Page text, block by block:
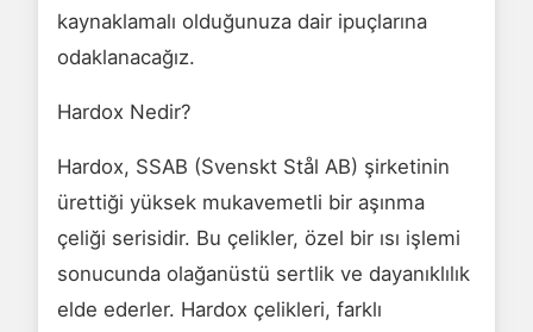
kaynaklamalı olduğunuza dair ipuçlarına
odaklanacağız.
Hardox Nedir?
Hardox, SSAB (Svenskt Stål AB) şirketinin
ürettiği yüksek mukavemetli bir aşınma
çeliği serisidir. Bu çelikler, özel bir ısı işlemi
sonucunda olağanüstü sertlik ve dayanıklılık
elde ederler. Hardox çelikleri, farklı